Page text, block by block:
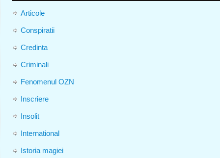
Articole
Conspiratii
Credinta
Criminali
Fenomenul OZN
Inscriere
Insolit
International
Istoria magiei